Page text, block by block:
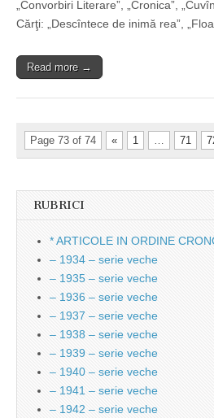
„Convorbiri Literare”, „Cronica”,
Cărţi: „Descîntece de inimă rea”,
Read more →
Page 73 of 74 « 1 … 71
RUBRICI
* ARTICOLE IN ORDINE
– 1934 – serie veche
– 1935 – serie veche
– 1936 – serie veche
– 1937 – serie veche
– 1938 – serie veche
– 1939 – serie veche
– 1940 – serie veche
– 1941 – serie veche
– 1942 – serie veche